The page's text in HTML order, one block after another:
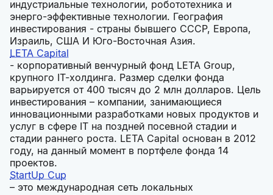
индустриальные технологии, робототехника и
энерго-эффективные технологии. География
инвестирования - страны бывшего СССР, Европа,
Израиль, США И Юго-Восточная Азия.
LETA Capital
- корпоративный венчурный фонд LETA Group,
крупного IT-холдинга. Размер сделки фонда
варьируется от 400 тысяч до 2 млн долларов. Цель
инвестирования – компании, занимающиеся
инновационными разработками новых продуктов и
услуг в сфере IT на поздней посевной стадии и
стадии раннего роста. LETA Capital основан в 2012
году, на данный момент в портфеле фонда 14
проектов.
StartUp Cup
– это международная сеть локальных